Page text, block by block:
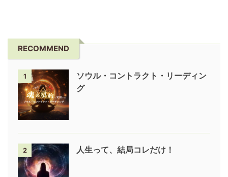
RECOMMEND
1
ソウル・コントラクト・リーディン
グ
2 人生って、結局コレだけ！